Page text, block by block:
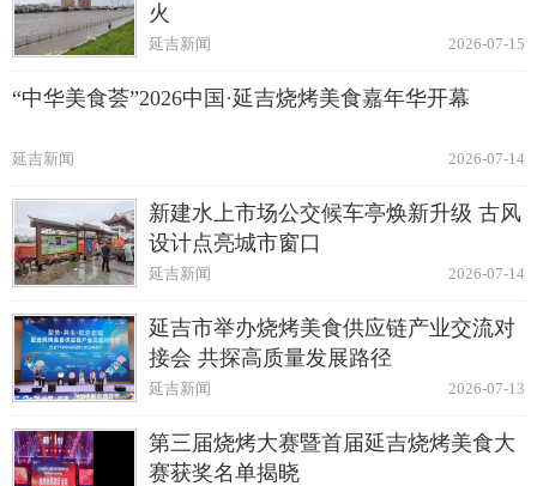
火
2026-07-15
延吉新闻
“中华美食荟”2026中国·延吉烧烤美食嘉年华开幕
2026-07-14
延吉新闻
新建水上市场公交候车亭焕新升级 古风
设计点亮城市窗口
2026-07-14
延吉新闻
延吉市举办烧烤美食供应链产业交流对
接会 共探高质量发展路径
2026-07-13
延吉新闻
第三届烧烤大赛暨首届延吉烧烤美食大
赛获奖名单揭晓